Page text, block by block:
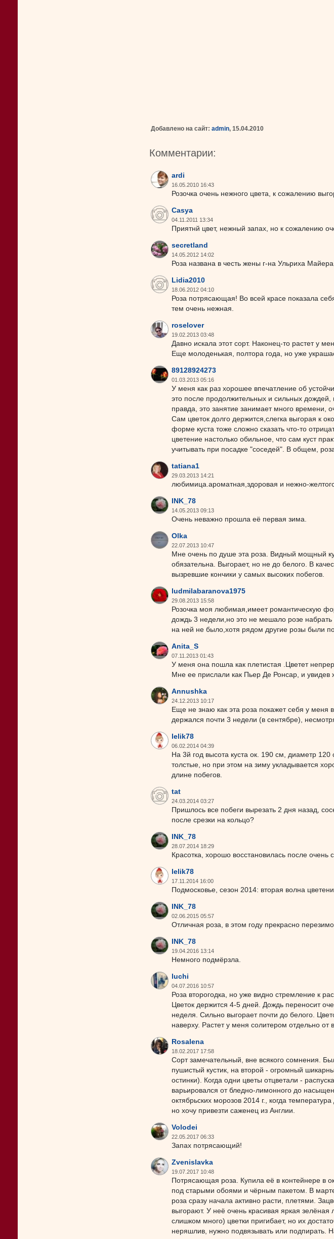
Добавлено на сайт: admin, 15.04.2010
Комментарии:
ardi
16.05.2010 16:43
Розочка очень нежного цвета, к сожалению
Casya
04.11.2011 13:34
Приятнй цвет, нежный запах, но к сожалению
secretland
14.05.2012 14:02
Роза названа в честь жены г-на Ульриха
Lidia2010
18.06.2012 04:10
Роза потрясающая! Во всей красе показала
тем очень нежная.
roselover
19.02.2013 03:48
Давно искала этот сорт. Наконец-то растет у
Еще молоденькая, полтора года, но уже
89128924273
01.03.2013 05:16
У меня как раз хорошее впечатление об
это после продолжительных и сильных дождей,
правда, это занятие занимает много времени,
Сам цветок долго держится,слегка выгорая к
форме куста тоже сложно сказать что-то
цветение настолько обильное, что сам куст
учитывать при посадке "соседей". В общем,
tatiana1
29.03.2013 14:21
любимица.ароматная,здоровая и нежно-
INK_78
14.05.2013 09:13
Очень неважно прошла её первая зима.
Olka
22.07.2013 10:47
Мне очень по душе эта роза. Видный мощный
обязательна. Выгорает, но не до белого. В
вызревшие кончики у самых высоких побегов.
ludmilabaranova1975
29.08.2013 15:58
Розочка моя любимая,имеет романтическую
дождь 3 недели,но это не мешало розе
на ней не было,хотя рядом другие розы были
Anita_S
07.11.2013 01:43
У меня она пошла как плетистая .Цветет
Мне ее прислали как Пьер Де Ронсар, и увидев
Annushka
24.12.2013 10:17
Еще не знаю как эта роза покажет себя у
держался почти 3 недели (в сентябре),
lelik78
06.02.2014 04:39
На 3й год высота куста ок. 190 см, диаметр
толстые, но при этом на зиму укладывается
длине побегов.
tat
24.03.2014 03:27
Пришлось все побеги вырезать 2 дня назад,
после срезки на кольцо?
INK_78
28.07.2014 18:29
Красотка, хорошо восстановилась после очень
lelik78
17.11.2014 16:00
Подмосковье, сезон 2014: вторая волна
INK_78
02.06.2015 05:57
Отличная роза, в этом году прекрасно
INK_78
19.04.2016 13:14
Немного подмёрзла.
luchi
04.07.2016 10:57
Роза второгодка, но уже видно стремление к
Цветок держится 4-5 дней. Дождь переносит
неделя. Сильно выгорает почти до белого.
наверху. Растет у меня солитером отдельно от
Rosalena
18.02.2017 17:58
Сорт замечательный, вне всякого сомнения.
пушистый кустик, на второй - огромный
остинки). Когда одни цветы отцветали -
варьировался от бледно-лимонного до
октябрьских морозов 2014 г., когда
но хочу привезти саженец из Англии.
Volodei
22.05.2017 06:33
Запах потрясающий!
Zvenislavka
19.07.2017 10:48
Потрясающая роза. Купила её в контейнере в
под старыми обоями и чёрным пакетом. В
роза сразу начала активно расти, плетями.
выгорают. У неё очень красивая яркая
слишком много) цветки пригибает, но их
неряшлив, нужно подвязывать или подпирать.